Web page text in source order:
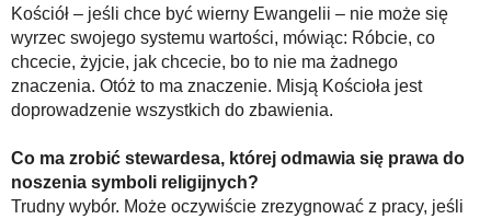
Kościół – jeśli chce być wierny Ewangelii – nie może się
wyrzec swojego systemu wartości, mówiąc: Róbcie, co
chcecie, żyjcie, jak chcecie, bo to nie ma żadnego
znaczenia. Otóż to ma znaczenie. Misją Kościoła jest
doprowadzenie wszystkich do zbawienia.
Co ma zrobić stewardesa, której odmawia się prawa do
noszenia symboli religijnych?
Trudny wybór. Może oczywiście zrezygnować z pracy, jeśli